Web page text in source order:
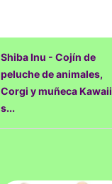
Shiba Inu - Cojín de
peluche de animales,
Corgi y muñeca Kawaii
s...